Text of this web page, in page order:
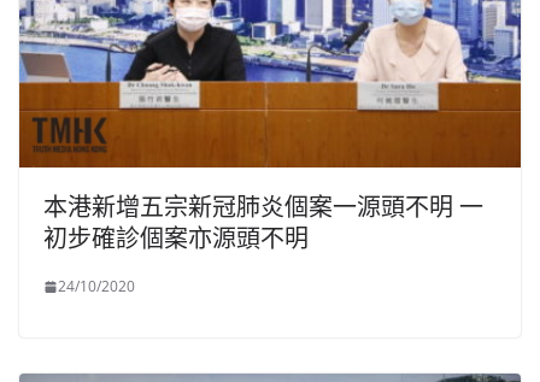
本港新增五宗新冠肺炎個案一源頭不明 一
初步確診個案亦源頭不明
24/10/2020